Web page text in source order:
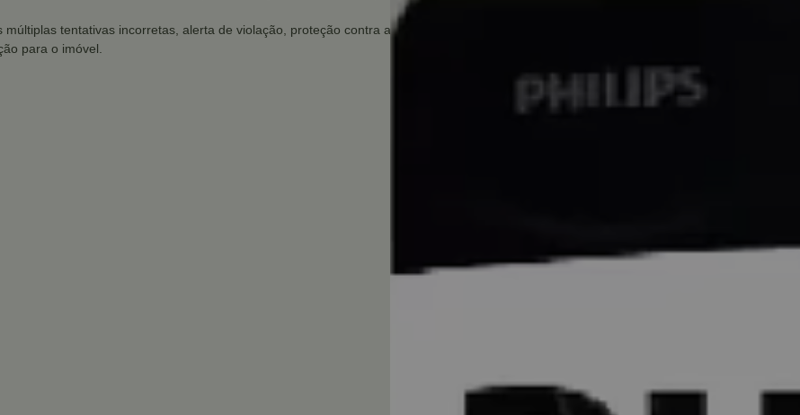
tentativas incorretas, alerta de violação, proteção contra abertura indevida pelo visor (peephole protection) e aviso
para o imóvel.